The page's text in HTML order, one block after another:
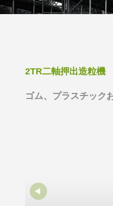
2TR二軸押出造粒機
ゴム、プラスチック